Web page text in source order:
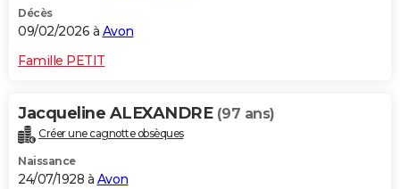
Décès
09/02/2026 à Avon
Famille PETIT
Jacqueline ALEXANDRE (97 ans)
Créer une cagnotte obsèques
Naissance
24/07/1928 à Avon